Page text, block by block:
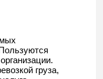
груза,